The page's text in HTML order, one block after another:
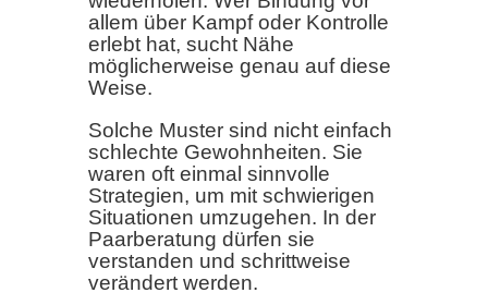
allem über Kampf oder Kontrolle
erlebt hat, sucht Nähe
möglicherweise genau auf diese
Weise.
Solche Muster sind nicht einfach
schlechte Gewohnheiten. Sie
waren oft einmal sinnvolle
Strategien, um mit schwierigen
Situationen umzugehen. In der
Paarberatung dürfen sie
verstanden und schrittweise
verändert werden.